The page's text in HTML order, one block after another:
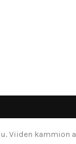
Viiden kammion